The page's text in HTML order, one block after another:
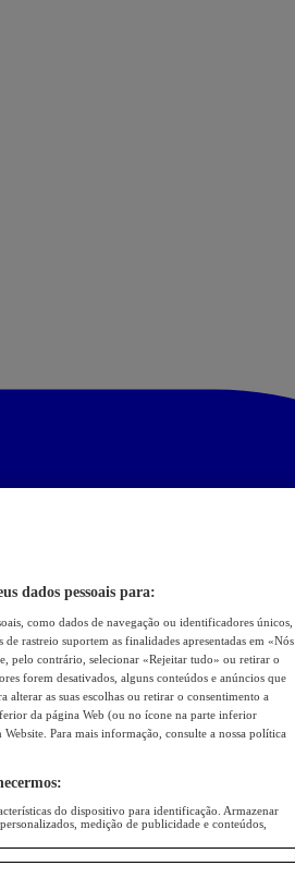
dados pessoais para:
como dados de navegação ou identificadores únicos,
rastreio suportem as finalidades apresentadas em «Nós
pelo contrário, selecionar «Rejeitar tudo» ou retirar o
forem desativados, alguns conteúdos e anúncios que
alterar as suas escolhas ou retirar o consentimento a
da página Web (ou no ícone na parte inferior
Para mais informação, consulte a nossa política
do dispositivo para identificação. Armazenar
medição de publicidade e conteúdos,